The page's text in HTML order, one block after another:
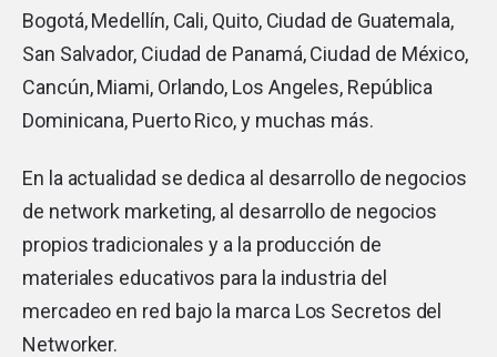
Bogotá, Medellín, Cali, Quito, Ciudad de Guatemala,
San Salvador, Ciudad de Panamá, Ciudad de México,
Cancún, Miami, Orlando, Los Angeles, República
Dominicana, Puerto Rico, y muchas más.
En la actualidad se dedica al desarrollo de negocios
de network marketing, al desarrollo de negocios
propios tradicionales y a la producción de
materiales educativos para la industria del
mercadeo en red bajo la marca Los Secretos del
Networker.